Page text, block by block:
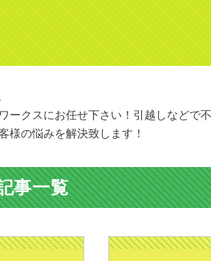
ークスにお任せ下さい！引越しなどで
様の悩みを解決致します！
事一覧